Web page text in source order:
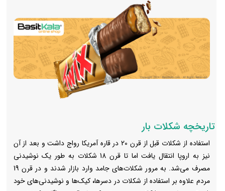
تاریخچه شکلات بار
استفاده از شکلات قبل از قرن 20 در قاره آمریکا رواج داشت و بعد از آن
نیز به اروپا انتقال یافت اما تا قرن 18 شکلات به طور یک نوشیدنی
مصرف می‌شد. به مرور شکلات‌های جامد وارد بازار شدند و در قرن 19
مردم علاوه بر استفاده از شکلات در دسرها، کیک‌ها و نوشیدنی‌های خود